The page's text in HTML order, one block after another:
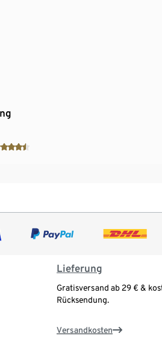
Lieferung
Gratisversand ab 29 € &
Rücksendung.
Versandkosten